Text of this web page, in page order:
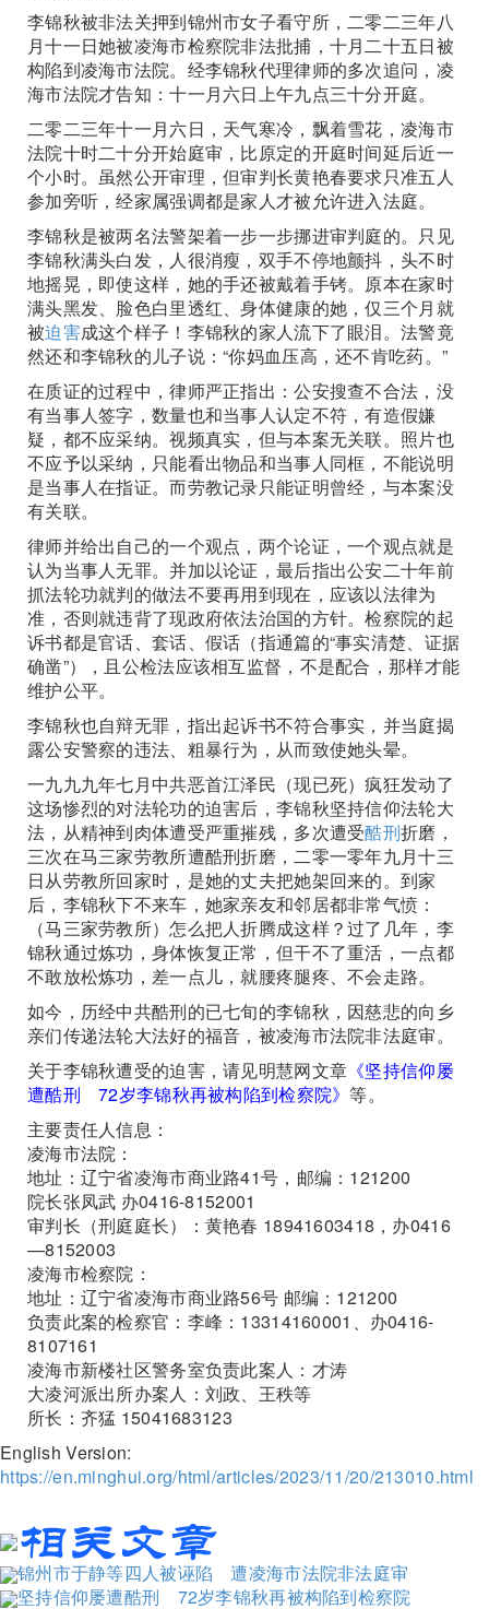
李锦秋被非法关押到锦州市女子看守所，二零二三年八
月十一日她被凌海市检察院非法批捕，十月二十五日被
构陷到凌海市法院。经李锦秋代理律师的多次追问，凌
海市法院才告知：十一月六日上午九点三十分开庭。
二零二三年十一月六日，天气寒冷，飘着雪花，凌海市
法院十时二十分开始庭审，比原定的开庭时间延后近一
个小时。虽然公开审理，但审判长黄艳春要求只准五人
参加旁听，经家属强调都是家人才被允许进入法庭。
李锦秋是被两名法警架着一步一步挪进审判庭的。只见
李锦秋满头白发，人很消瘦，双手不停地颤抖，头不时
地摇晃，即使这样，她的手还被戴着手铐。原本在家时
满头黑发、脸色白里透红、身体健康的她，仅三个月就
被迫害成这个样子！李锦秋的家人流下了眼泪。法警竟
然还和李锦秋的儿子说：“你妈血压高，还不肯吃药。”
在质证的过程中，律师严正指出：公安搜查不合法，没
有当事人签字，数量也和当事人认定不符，有造假嫌
疑，都不应采纳。视频真实，但与本案无关联。照片也
不应予以采纳，只能看出物品和当事人同框，不能说明
是当事人在指证。而劳教记录只能证明曾经，与本案没
有关联。
律师并给出自己的一个观点，两个论证，一个观点就是
认为当事人无罪。并加以论证，最后指出公安二十年前
抓法轮功就判的做法不要再用到现在，应该以法律为
准，否则就违背了现政府依法治国的方针。检察院的起
诉书都是官话、套话、假话（指通篇的“事实清楚、证据
确凿”），且公检法应该相互监督，不是配合，那样才能
维护公平。
李锦秋也自辩无罪，指出起诉书不符合事实，并当庭揭
露公安警察的违法、粗暴行为，从而致使她头晕。
一九九九年七月中共恶首江泽民（现已死）疯狂发动了
这场惨烈的对法轮功的迫害后，李锦秋坚持信仰法轮大
法，从精神到肉体遭受严重摧残，多次遭受酷刑折磨，
三次在马三家劳教所遭酷刑折磨，二零一零年九月十三
日从劳教所回家时，是她的丈夫把她架回来的。到家
后，李锦秋下不来车，她家亲友和邻居都非常气愤：
（马三家劳教所）怎么把人折腾成这样？过了几年，李
锦秋通过炼功，身体恢复正常，但干不了重活，一点都
不敢放松炼功，差一点儿，就腰疼腿疼、不会走路。
如今，历经中共酷刑的已七旬的李锦秋，因慈悲的向乡
亲们传递法轮大法好的福音，被凌海市法院非法庭审。
关于李锦秋遭受的迫害，请见明慧网文章 《坚持信仰屡
遭酷刑 72岁李锦秋再被构陷到检察院》等。
主要责任人信息：
凌海市法院：
地址：辽宁省凌海市商业路41号，邮编：121200
院长张凤武 办0416-8152001
审判长（刑庭庭长）：黄艳春 18941603418，办0416
—8152003
凌海市检察院：
地址：辽宁省凌海市商业路56号 邮编：121200
负责此案的检察官：李峰：13314160001、办0416-
8107161
凌海市新楼社区警务室负责此案人：才涛
大凌河派出所办案人：刘政、王秩等
所长：齐猛 15041683123
English Version:
https://en.minghui.org/html/articles/2023/11/20/213010.html
锦州市于静等四人被诬陷 遭凌海市法院非法庭审
坚持信仰屡遭酷刑 72岁李锦秋再被构陷到检察院